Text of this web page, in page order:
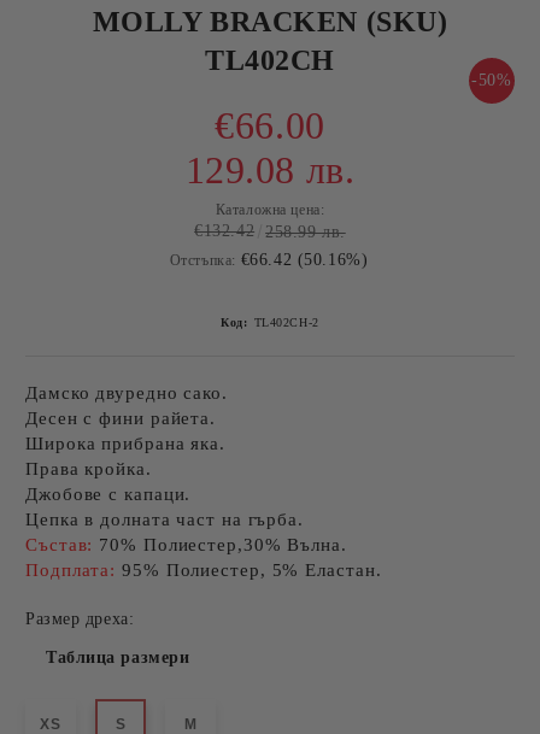
MOLLY BRACKEN (SKU)
TL402CH
-50%
€66.00
129.08 лв.
Каталожна цена:
€132.42 258.99 лв.
Отстъпка: €66.42 (50.16%)
Код: TL402CH-2
Дамско двуредно сако.
Десен с фини райета.
Широка прибрана яка.
Права кройка.
Джобове с капаци.
Цепка в долната част на гърба.
Състав: 70% Полиестер,30% Вълна.
Подплата:95% Полиестер, 5% Еластан.
Размер дреха:
Таблица размери
XS S M